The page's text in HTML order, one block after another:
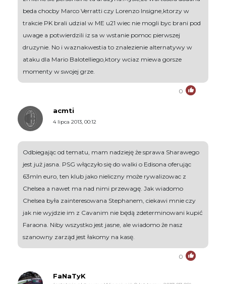
beda chocby Marco Verratti czy Lorenzo Insigne,ktorzy w
trakcie PK brali udzial w ME u21 wiec nie mogli byc brani pod
uwage a potwierdzili iz sa w wstanie pomoc pierwszej
druzynie. No i waznakwestia to znalezienie alternatywy w
ataku dla Mario Balotelliego,ktory wciaz miewa gorsze
momenty w swojej grze.
0
acmti
4 lipca 2013, 00:12
Odbiegając od tematu, mam nadzieję że sprawa Sharawego
jest już jasna. PSG włączyło się do walki o Edisona oferując
63mln euro, ten klub jako nieliczny może rywalizowac z
Chelsea a nawet ma nad nimi przewagę. Jak wiadomo
Chelsea była zainteresowana Stephanem, ciekawi mnie czy
jak nie wyjdzie im z Cavanim nie będą zdeterminowani kupić
Faraona. Niby wszystko jest jasne, ale wiadomo że nasz
szanowny zarząd jest łakomy na kasę.
0
FaNaTyK